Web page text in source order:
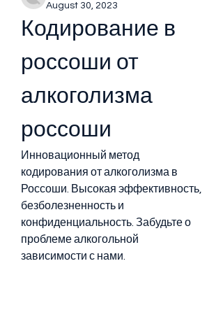
August 30, 2023
Кодирование в
россоши от
алкоголизма
россоши
Инновационный метод
кодирования от алкоголизма в
Россоши. Высокая эффективность,
безболезненность и
конфиденциальность. Забудьте о
проблеме алкогольной
зависимости с нами.